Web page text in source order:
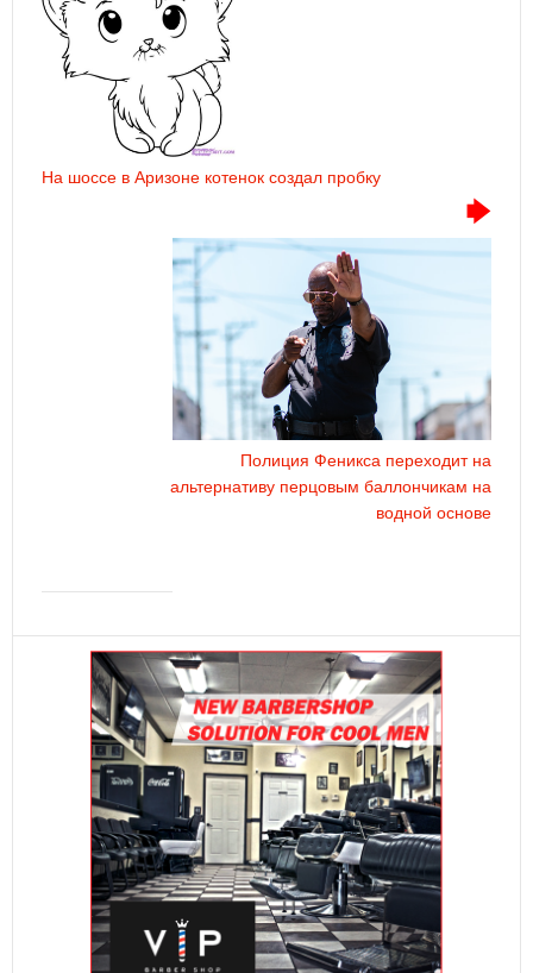
На шоссе в Аризоне котенок создал пробку
Полиция Феникса переходит на
альтернативу перцовым баллончикам на
водной основе